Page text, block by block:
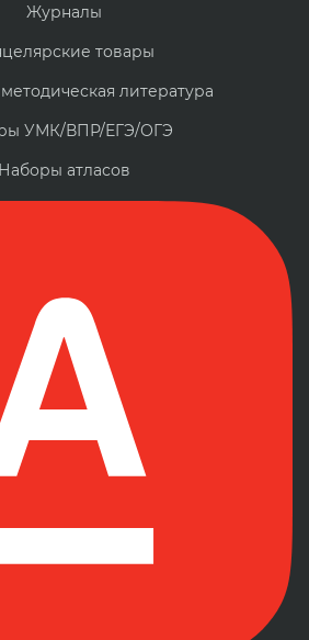
Журналы
товары
литература
УМК/ВПР/ЕГЭ/ОГЭ
Наборы атласов